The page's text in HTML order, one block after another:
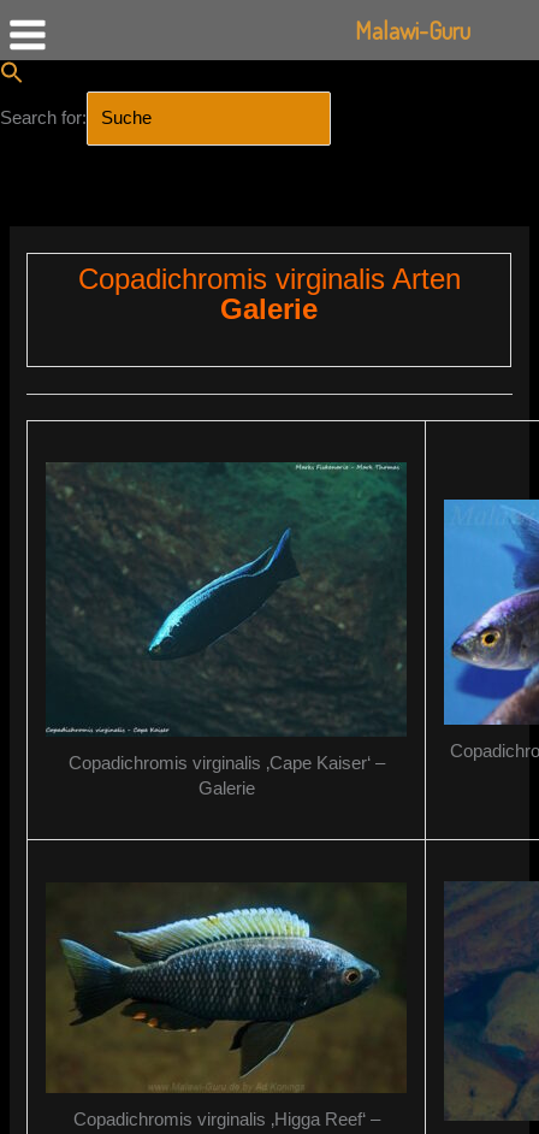
Search for:
Copadichromis virginalis Arten
Galerie
Copadichromis virginalis ‚Cape Kaiser‘ –
Galerie
Copadichromis virginalis ‚Higga Reef‘ –
Malawi-Guru